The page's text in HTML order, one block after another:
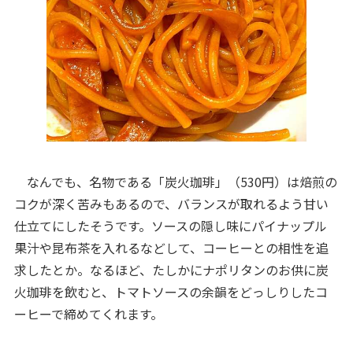
なんでも、名物である「炭火珈琲」（530円）は焙煎の
コクが深く苦みもあるので、バランスが取れるよう甘い
仕立てにしたそうです。ソースの隠し味にパイナップル
果汁や昆布茶を入れるなどして、コーヒーとの相性を追
求したとか。なるほど、たしかにナポリタンのお供に炭
火珈琲を飲むと、トマトソースの余韻をどっしりしたコ
ーヒーで締めてくれます。